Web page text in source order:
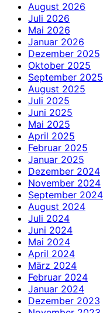
August 2026
Juli 2026
Mai 2026
Januar 2026
Dezember 2025
Oktober 2025
September 2025
August 2025
Juli 2025
Juni 2025
Mai 2025
April 2025
Februar 2025
Januar 2025
Dezember 2024
November 2024
September 2024
August 2024
Juli 2024
Juni 2024
Mai 2024
April 2024
März 2024
Februar 2024
Januar 2024
Dezember 2023